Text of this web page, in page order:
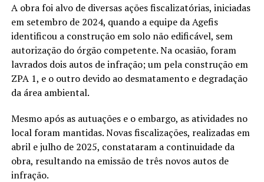
A obra foi alvo de diversas ações fiscalizatórias, iniciadas
em setembro de 2024, quando a equipe da Agefis
identificou a construção em solo não edificável, sem
autorização do órgão competente. Na ocasião, foram
lavrados dois autos de infração; um pela construção em
ZPA 1, e o outro devido ao desmatamento e degradação
da área ambiental.
Mesmo após as autuações e o embargo, as atividades no
local foram mantidas. Novas fiscalizações, realizadas em
abril e julho de 2025, constataram a continuidade da
obra, resultando na emissão de três novos autos de
infração.